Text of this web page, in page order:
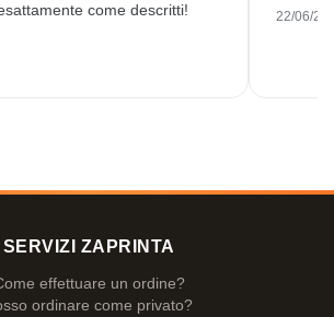
come descritti!
22/06/
SERVIZI ZAPRINTA
effettuare un ordine?
ordinare come privato?